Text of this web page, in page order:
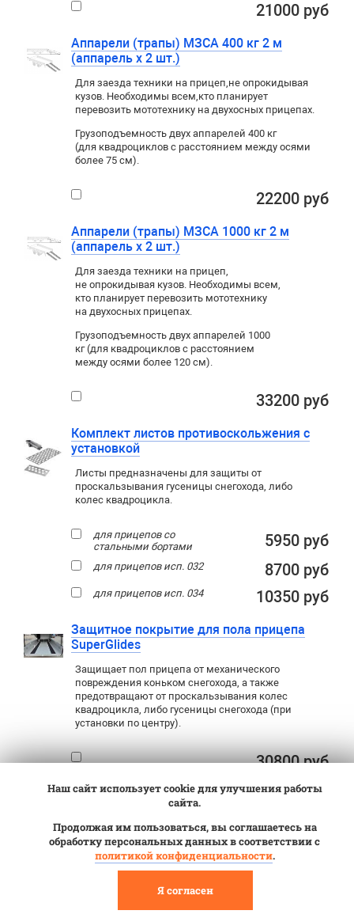
21000 руб
Аппарели (трапы) МЗСА 400 кг 2 м
(аппарель х 2 шт.)
Для заезда техники на прицеп,не опрокидывая
кузов. Необходимы всем,кто планирует
перевозить мототехнику на двухосных прицепах.
Грузоподъемность двух аппарелей 400 кг
(для квадроциклов с расстоянием между осями
более 75 см).
22200 руб
Аппарели (трапы) МЗСА 1000 кг 2 м
(аппарель х 2 шт.)
Для заезда техники на прицеп,
не опрокидывая кузов. Необходимы всем,
кто планирует перевозить мототехнику
на двухосных прицепах.
Грузоподъемность двух аппарелей 1000
кг (для квадроциклов с расстоянием
между осями более 120 см).
33200 руб
Комплект листов противоскольжения с
установкой
Листы предназначены для защиты от
проскальзывания гусеницы снегохода, либо
колес квадроцикла.
для прицепов со
стальными бортами
5950 руб
для прицепов исп. 032 8700 руб
для прицепов исп. 034 10350 руб
Защитное покрытие для пола прицепа
SuperGlides
Защищает пол прицепа от механического
повреждения коньком снегохода, а также
предотвращают от проскальзывания колес
квадроцикла, либо гусеницы снегохода (при
установки по центру).
30800 руб
Держатели противооткатных упоров с
установкой (2 шт)
Держатели противооткатных упоров с установкой
Чтобы упоры всегда были «под рукой»
Наш сайт использует cookie для улучшения работы
сайта.
Продолжая им пользоваться, вы соглашаетесь на
обработку персональных данных в соответствии с
политикой конфиденциальности.
Я согласен